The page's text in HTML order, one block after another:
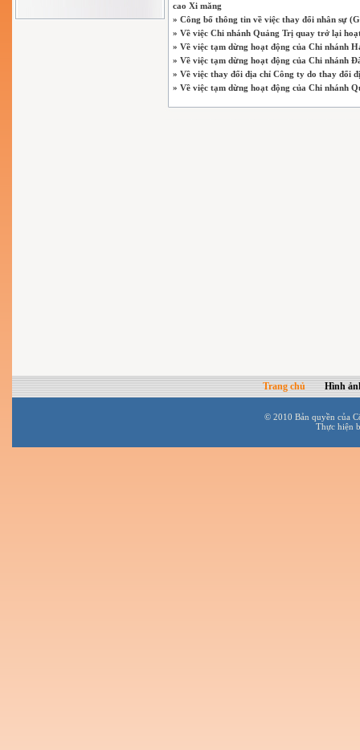
cao Xi măng
» Công bố thông tin về việc thay đổi nhân sự
» Về việc Chi nhánh Quảng Trị quay trở lại
» Về việc tạm dừng hoạt động của Chi nhánh
» Về việc tạm dừng hoạt động của Chi nhánh
» Về việc thay đổi địa chỉ Công ty do thay đổi
» Về việc tạm dừng hoạt động của Chi nhánh
Trang chủ Hình
© 2010 Bản quyền của
Thực hiện